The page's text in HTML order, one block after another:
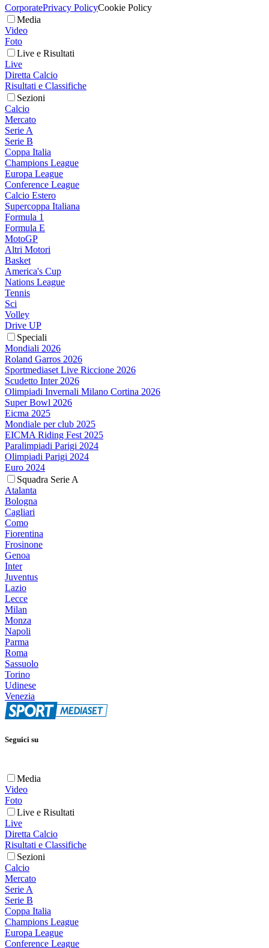
CorporatePrivacy PolicyCookie Policy
Media
Video
Foto
Live e Risultati
Live
Diretta Calcio
Risultati e Classifiche
Sezioni
Calcio
Mercato
Serie A
Serie B
Coppa Italia
Champions League
Europa League
Conference League
Calcio Estero
Supercoppa Italiana
Formula 1
Formula E
MotoGP
Altri Motori
Basket
America's Cup
Nations League
Tennis
Sci
Volley
Drive UP
Speciali
Mondiali 2026
Roland Garros 2026
Sportmediaset Live Riccione 2026
Scudetto Inter 2026
Olimpiadi Invernali Milano Cortina 2026
Super Bowl 2026
Eicma 2025
Mondiale per club 2025
EICMA Riding Fest 2025
Paralimpiadi Parigi 2024
Olimpiadi Parigi 2024
Euro 2024
Squadra Serie A
Atalanta
Bologna
Cagliari
Como
Fiorentina
Frosinone
Genoa
Inter
Juventus
Lazio
Lecce
Milan
Monza
Napoli
Parma
Roma
Sassuolo
Torino
Udinese
Venezia
Seguici su
Media
Video
Foto
Live e Risultati
Live
Diretta Calcio
Risultati e Classifiche
Sezioni
Calcio
Mercato
Serie A
Serie B
Coppa Italia
Champions League
Europa League
Conference League